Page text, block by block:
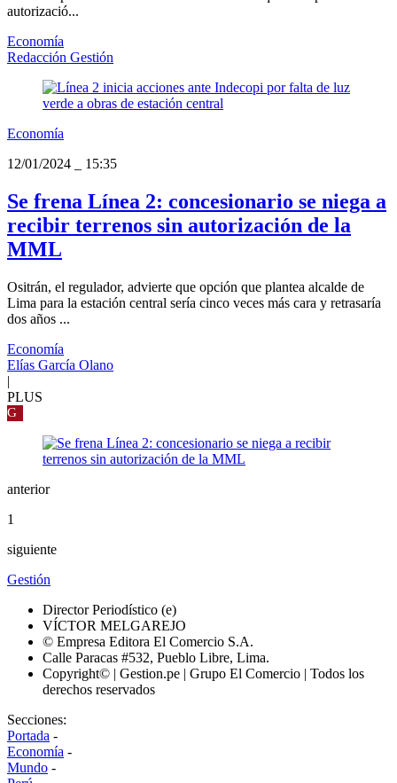
autorizació...
Economía
Redacción Gestión
Economía
12/01/2024
15:35
Se frena Línea 2: concesionario se niega a
recibir terrenos sin autorización de la
MML
Ositrán, el regulador, advierte que opción que plantea alcalde de
Lima para la estación central sería cinco veces más cara y retrasaría
dos años ...
Economía
Elías García Olano
|
PLUS
G
anterior
1
siguiente
Gestión
Director Periodístico (e)
VÍCTOR MELGAREJO
© Empresa Editora El Comercio S.A.
Calle Paracas #532, Pueblo Libre, Lima.
Copyright© | Gestion.pe | Grupo El Comercio | Todos los
derechos reservados
Secciones:
Portada -
Economía -
Mundo -